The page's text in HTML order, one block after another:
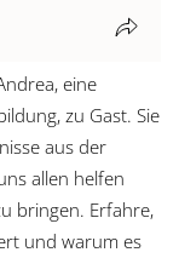
eine
zu Gast. Sie
aus der
allen helfen
bringen. Erfahre,
und warum es